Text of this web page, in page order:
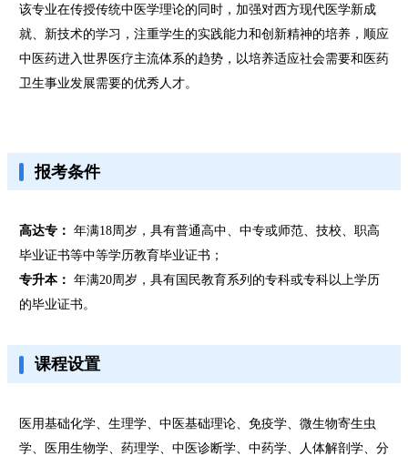
该专业在传授传统中医学理论的同时，加强对西方现代医学新成
就、新技术的学习，注重学生的实践能力和创新精神的培养，顺应
中医药进入世界医疗主流体系的趋势，以培养适应社会需要和医药
卫生事业发展需要的优秀人才。
报考条件
高达专： 年满18周岁，具有普通高中、中专或师范、技校、职高
毕业证书等中等学历教育毕业证书；
专升本： 年满20周岁，具有国民教育系列的专科或专科以上学历
的毕业证书。
课程设置
医用基础化学、生理学、中医基础理论、免疫学、微生物寄生虫
学、医用生物学、药理学、中医诊断学、中药学、人体解剖学、分